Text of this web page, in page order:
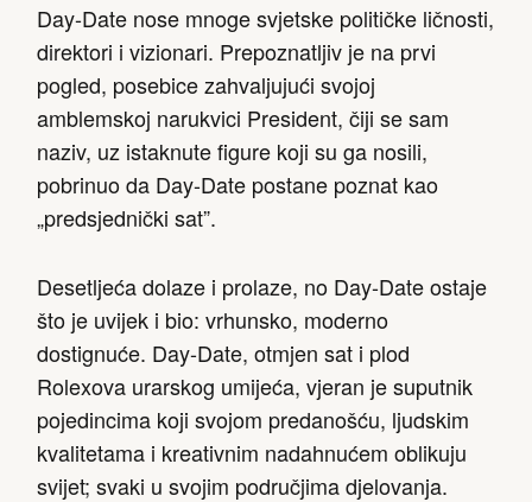
Day-Date nose mnoge svjetske političke ličnosti,
direktori i vizionari. Prepoznatljiv je na prvi
pogled, posebice zahvaljujući svojoj
amblemskoj narukvici President, čiji se sam
naziv, uz istaknute figure koji su ga nosili,
pobrinuo da Day-Date postane poznat kao
„predsjednički sat”.
Desetljeća dolaze i prolaze, no Day-Date ostaje
što je uvijek i bio: vrhunsko, moderno
dostignuće. Day-Date, otmjen sat i plod
Rolexova urarskog umijeća, vjeran je suputnik
pojedincima koji svojom predanošću, ljudskim
kvalitetama i kreativnim nadahnućem oblikuju
svijet; svaki u svojim područjima djelovanja.